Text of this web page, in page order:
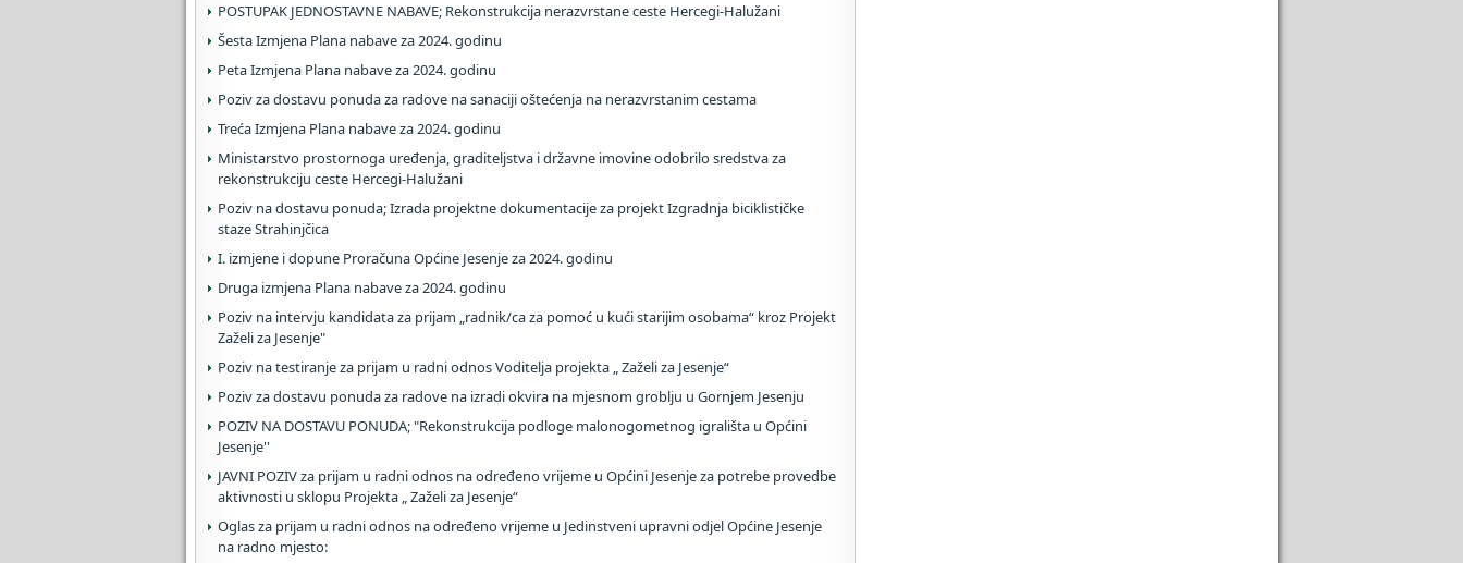
POSTUPAK JEDNOSTAVNE NABAVE; Rekonstrukcija nerazvrstane ceste Hercegi-Halužani
Šesta Izmjena Plana nabave za 2024. godinu
Peta Izmjena Plana nabave za 2024. godinu
Poziv za dostavu ponuda za radove na sanaciji oštećenja na nerazvrstanim cestama
Treća Izmjena Plana nabave za 2024. godinu
Ministarstvo prostornoga uređenja, graditeljstva i državne imovine odobrilo sredstva za
rekonstrukciju ceste Hercegi-Halužani
Poziv na dostavu ponuda; Izrada projektne dokumentacije za projekt Izgradnja biciklističke
staze Strahinjčica
I. izmjene i dopune Proračuna Općine Jesenje za 2024. godinu
Druga izmjena Plana nabave za 2024. godinu
Poziv na intervju kandidata za prijam „radnik/ca za pomoć u kući starijim osobama“ kroz Projekt
Zaželi za Jesenje"
Poziv na testiranje za prijam u radni odnos Voditelja projekta „ Zaželi za Jesenje“
Poziv za dostavu ponuda za radove na izradi okvira na mjesnom groblju u Gornjem Jesenju
POZIV NA DOSTAVU PONUDA; "Rekonstrukcija podloge malonogometnog igrališta u Općini
Jesenje''
JAVNI POZIV za prijam u radni odnos na određeno vrijeme u Općini Jesenje za potrebe provedbe
aktivnosti u sklopu Projekta „ Zaželi za Jesenje“
Oglas za prijam u radni odnos na određeno vrijeme u Jedinstveni upravni odjel Općine Jesenje
na radno mjesto: